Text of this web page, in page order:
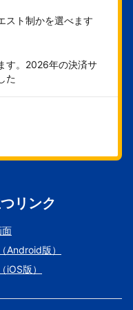
スト制かを選べます
す。2026年の決済サ
た
リンク
面
Android版）
iOS版）